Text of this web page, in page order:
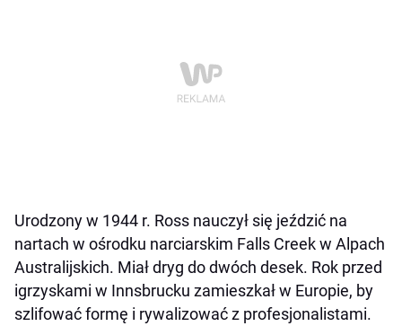
Urodzony w 1944 r. Ross nauczył się jeździć na
nartach w ośrodku narciarskim Falls Creek w Alpach
Australijskich. Miał dryg do dwóch desek. Rok przed
igrzyskami w Innsbrucku zamieszkał w Europie, by
szlifować formę i rywalizować z profesjonalistami.